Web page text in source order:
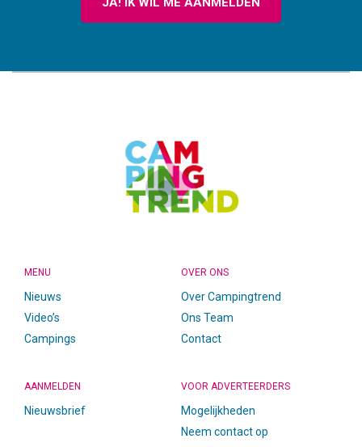
MENU
Nieuws
Video’s
Campings
OVER ONS
Over Campingtrend
Ons Team
Contact
AANMELDEN
Nieuwsbrief
VOOR ADVERTEERDERS
Mogelijkheden
Neem contact op